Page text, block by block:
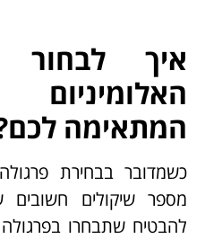
איך
המתאימה
כשמדובר בבחירת
מספר שיקולים
להבטיח שתבחרו